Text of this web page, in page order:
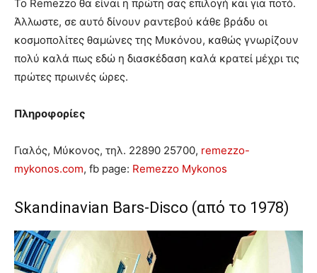
Το Remezzo θα είναι η πρώτη σας επιλογή και για ποτό.
Άλλωστε, σε αυτό δίνουν ραντεβού κάθε βράδυ οι
κοσμοπολίτες θαμώνες της Μυκόνου, καθώς γνωρίζουν
πολύ καλά πως εδώ η διασκέδαση καλά κρατεί μέχρι τις
πρώτες πρωινές ώρες.
Πληροφορίες
Γιαλός, Μύκονος, τηλ. 22890 25700, remezzo-
mykonos.com, fb page: Remezzo Mykonos
Skandinavian Bars-Disco (από το 1978)